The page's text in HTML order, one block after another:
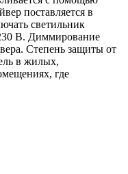
поставляется в
светильник
В. Диммирование
Степень защиты от
в жилых,
где